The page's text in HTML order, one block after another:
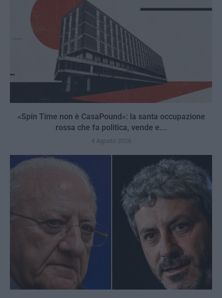
«Spin Time non è CasaPound»: la santa occupazione
rossa che fa politica, vende e...
4 Agosto 2026